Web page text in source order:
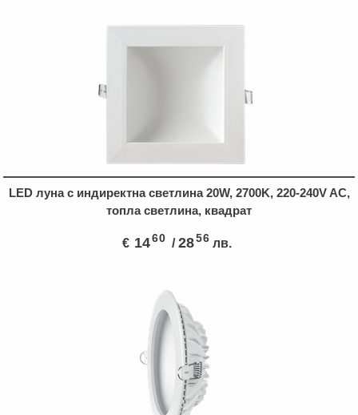
LED луна с индиректна светлина 20W, 2700K, 220-240V AC,
топла светлина, квадрат
€ 1460 /2856 лв.